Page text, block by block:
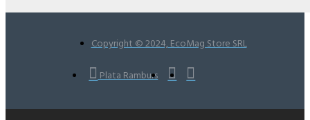
Copyright © 2024, EcoMag Store SRL
Plata Ramburs